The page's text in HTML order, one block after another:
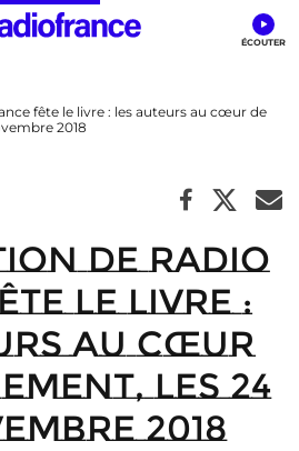
fête le livre : les auteurs au cœur de
2018
de Radio
le livre :
au cœur
les 24
2018